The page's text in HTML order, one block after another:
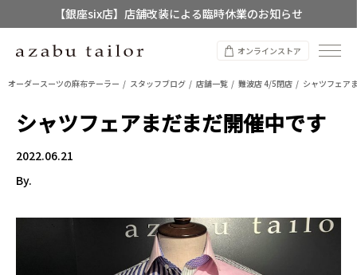
【銀座six店】店舗改装による臨時休業のお知らせ
【店舗限定】レディースオーダースーツ
オンラインストア
オーダースーツの麻布テーラー スタッフブログ 店舗一覧 難波店 4/5閉店 シャツフェア
シャツフェアまだまだ開催中です
2022.06.21
By.